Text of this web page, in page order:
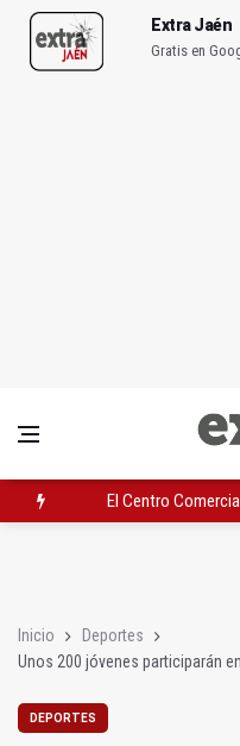
Extra Jaén
Gratis en
El Centro
Unos 200 jóvenes
Inicio
Deportes
Unos 200 jóvenes participarán
DEPORTES